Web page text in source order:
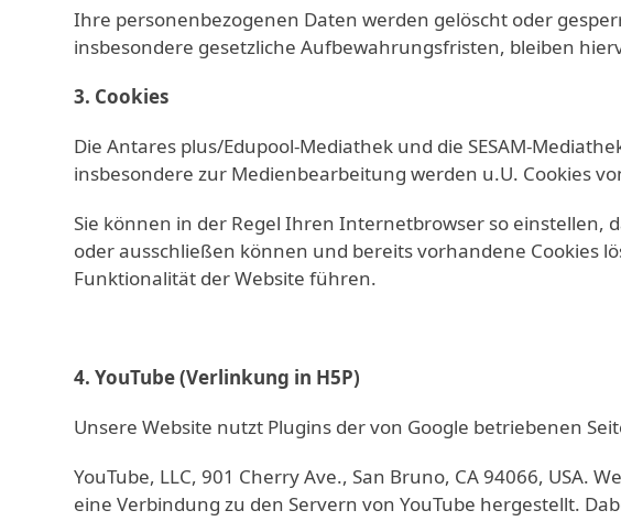
Ihre personenbezogenen Daten werden gelöscht oder
insbesondere gesetzliche Aufbewahrungsfristen, bleiben
3. Cookies
Die Antares plus/Edupool-Mediathek und die SESAM-
insbesondere zur Medienbearbeitung werden u.U. Cookies
Sie können in der Regel Ihren Internetbrowser so einstellen,
oder ausschließen können und bereits vorhandene Cookies
Funktionalität der Website führen.
4. YouTube (Verlinkung in H5P)
Unsere Website nutzt Plugins der von Google betriebenen
YouTube, LLC, 901 Cherry Ave., San Bruno, CA 94066, USA.
eine Verbindung zu den Servern von YouTube hergestellt.